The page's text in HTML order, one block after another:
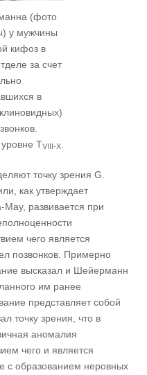
(фото
у мужчины
кифоз в
за счет
в
TVIII-X.
точку зрения G.
как утверждает
развивается при
чего является
позвонков. Примерно
высказал и Шейерманн
им ранее
представляет собой
точку зрения, что в
аномалия
чего и является
с образованием неровных